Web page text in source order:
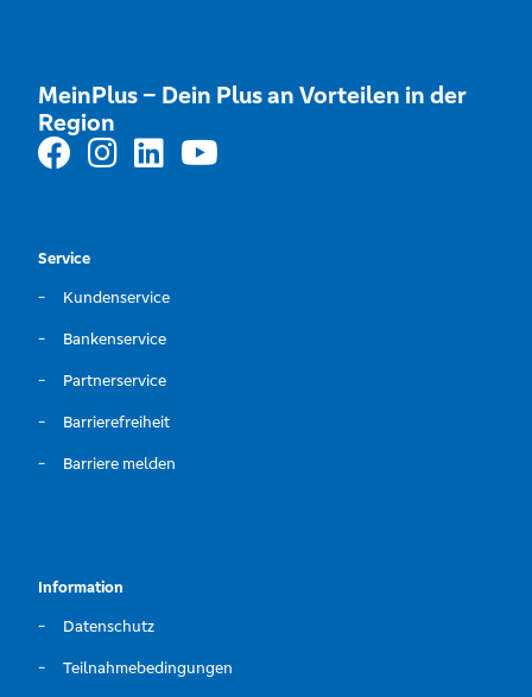
MeinPlus – Dein Plus an Vorteilen in der
Region
Service
Kundenservice
Bankenservice
Partnerservice
Barrierefreiheit
Barriere melden
Information
Datenschutz
Teilnahmebedingungen